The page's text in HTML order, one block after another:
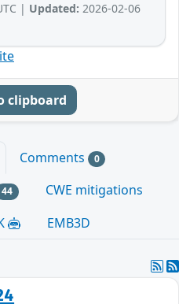
| Updated: 2026-02-06
clipboard
Comments 0
44
CWE mitigations
EMB3D